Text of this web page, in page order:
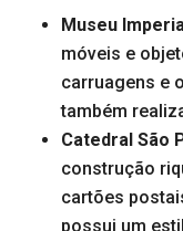
Museu
móveis e
carruagens e
também
Catedral São
construção
cartões
possui um